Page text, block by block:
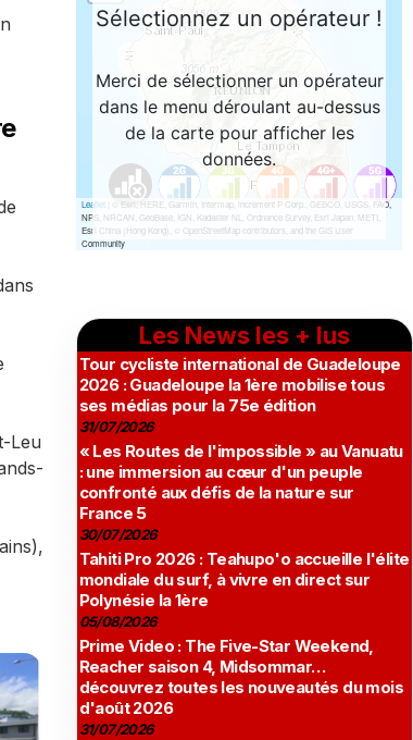
Leu
Les News les + lus
Tour cycliste international de Guadeloupe
2026 : Guadeloupe la 1ère mobilise tous
ses médias pour la 75e édition
31/07/2026
« Les Routes de l'impossible » au Vanuatu
: une immersion au cœur d'un peuple
confronté aux défis de la nature sur
France 5
30/07/2026
Tahiti Pro 2026 : Teahupo'o accueille l'élite
mondiale du surf, à vivre en direct sur
Polynésie la 1ère
05/08/2026
Prime Video : The Five-Star Weekend,
Reacher saison 4, Midsommar…
découvrez toutes les nouveautés du mois
d'août 2026
31/07/2026